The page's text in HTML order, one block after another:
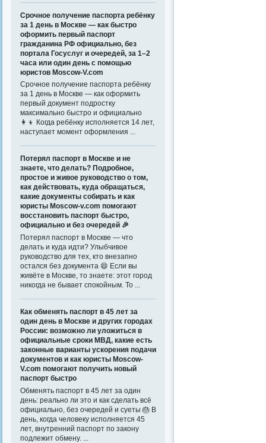
Срочное получение паспорта ребёнку
за 1 день в Москве — как быстро
оформить первый паспорт
гражданина РФ официально, без
портала Госуслуг и очередей, за 1–2
часа или один день с помощью
юристов Moscow-V.com
Срочное получение паспорта ребёнку
за 1 день в Москве — как оформить
первый документ подростку
максимально быстро и официально
👩‍👦 Когда ребёнку исполняется 14 лет,
наступает момент оформления ...
Потерял паспорт в Москве и не
знаете, что делать? Подробное,
простое и живое руководство о том,
как действовать, куда обращаться,
какие документы собирать и как
юристы Moscow-v.com помогают
восстановить паспорт быстро,
официально и без очередей 🎉
Потерял паспорт в Москве — что
делать и куда идти? Улыбчивое
руководство для тех, кто внезапно
остался без документа 😄 Если вы
живёте в Москве, то знаете: этот город
никогда не бывает спокойным. То ...
Как обменять паспорт в 45 лет за
один день в Москве и других городах
России: возможно ли уложиться в
официальные сроки МВД, какие есть
законные варианты ускорения подачи
документов и как юристы Moscow-
V.com помогают получить новый
паспорт быстро
Обменять паспорт в 45 лет за один
день: реально ли это и как сделать всё
официально, без очередей и суеты 🎂 В
день, когда человеку исполняется 45
лет, внутренний паспорт по закону
подлежит обмену. ...